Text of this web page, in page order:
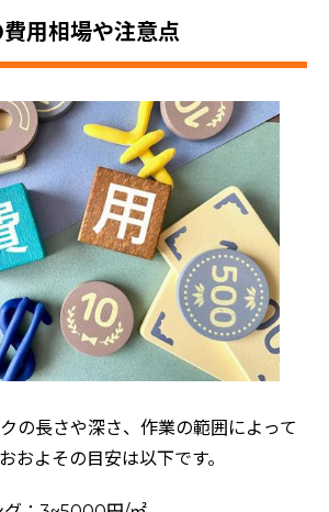
用相場や注意点
の長さや深さ、作業の範囲によって
およその目安は以下です。